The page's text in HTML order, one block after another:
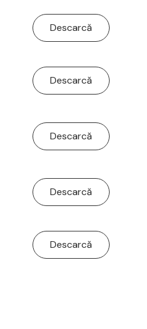
Descarcă
Descarcă
Descarcă
Descarcă
Descarcă